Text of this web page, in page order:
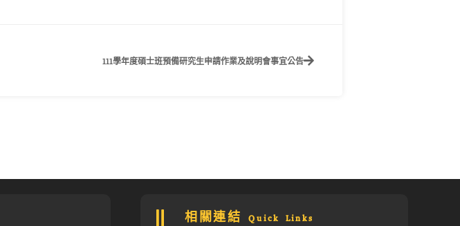
111學年度碩士班預備研究生申請作業及說明會事宜公告
相關連結 Quick Links